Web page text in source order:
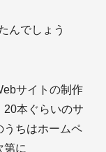
んでしょう
サイトの制作
20本ぐらいのサ
うちはホームペ
第に